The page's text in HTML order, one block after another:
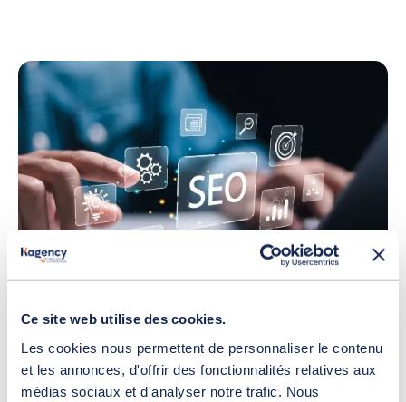
Ce site web utilise des cookies.
Les cookies nous permettent de personnaliser le contenu
et les annonces, d'offrir des fonctionnalités relatives aux
médias sociaux et d'analyser notre trafic. Nous
Les leviers SEO indispensables pour le
21 juillet 2026
Référencement